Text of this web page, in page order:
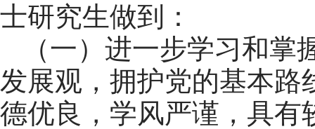
士研究生做到：
（一）进一步学习和掌
发展观，拥护党的基本路
德优良，学风严谨，具有